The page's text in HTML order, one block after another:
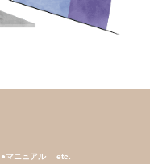
●マニュアル etc.